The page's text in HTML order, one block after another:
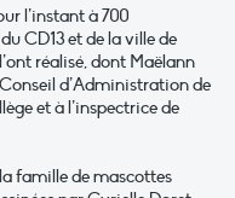
l’instant à 700
CD13 et de la ville de
réalisé, dont Maëlann
d’Administration de
et à l’inspectrice de
famille de mascottes